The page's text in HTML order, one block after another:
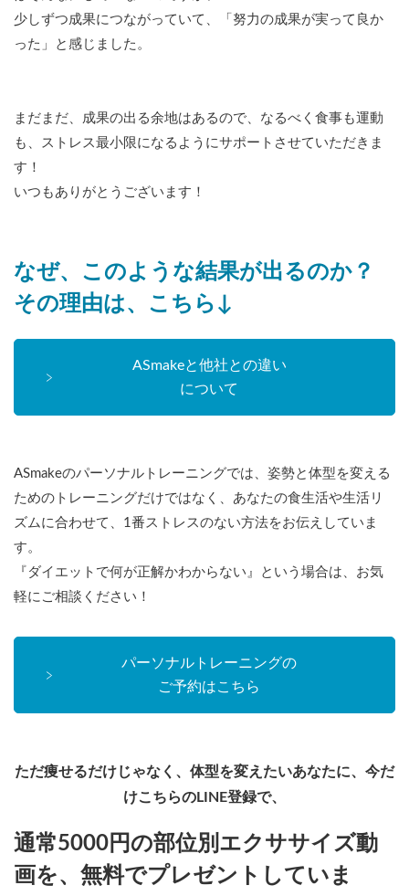
少しずつ成果につながっていて、「努力の成果が実って良か
った」と感じました。
まだまだ、成果の出る余地はあるので、なるべく食事も運動
も、ストレス最小限になるようにサポートさせていただきま
す！
いつもありがとうございます！
なぜ、このような結果が出るのか？
その理由は、こちら↓
ASmakeと他社との違い
について
ASmakeのパーソナルトレーニングでは、姿勢と体型を変える
ためのトレーニングだけではなく、あなたの食生活や生活リ
ズムに合わせて、1番ストレスのない方法をお伝えしていま
す。
『ダイエットで何が正解かわからない』という場合は、お気
軽にご相談ください！
パーソナルトレーニングの
ご予約はこちら
ただ痩せるだけじゃなく、体型を変えたいあなたに、今だ
けこちらのLINE登録で、
通常5000円の部位別エクササイズ動
画を、無料でプレゼントしていま